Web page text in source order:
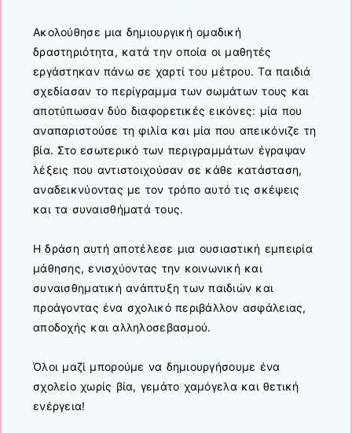
Ακολούθησε μια δημιουργική ομαδική
δραστηριότητα, κατά την οποία οι μαθητές
εργάστηκαν πάνω σε χαρτί του μέτρου. Τα παιδιά
σχεδίασαν το περίγραμμα των σωμάτων τους και
αποτύπωσαν δύο διαφορετικές εικόνες: μία που
αναπαριστούσε τη φιλία και μία που απεικόνιζε τη
βία. Στο εσωτερικό των περιγραμμάτων έγραψαν
λέξεις που αντιστοιχούσαν σε κάθε κατάσταση,
αναδεικνύοντας με τον τρόπο αυτό τις σκέψεις
και τα συναισθήματά τους.
Η δράση αυτή αποτέλεσε μια ουσιαστική εμπειρία
μάθησης, ενισχύοντας την κοινωνική και
συναισθηματική ανάπτυξη των παιδιών και
προάγοντας ένα σχολικό περιβάλλον ασφάλειας,
αποδοχής και αλληλοσεβασμού.
Όλοι μαζί μπορούμε να δημιουργήσουμε ένα
σχολείο χωρίς βία, γεμάτο χαμόγελα και θετική
ενέργεια!